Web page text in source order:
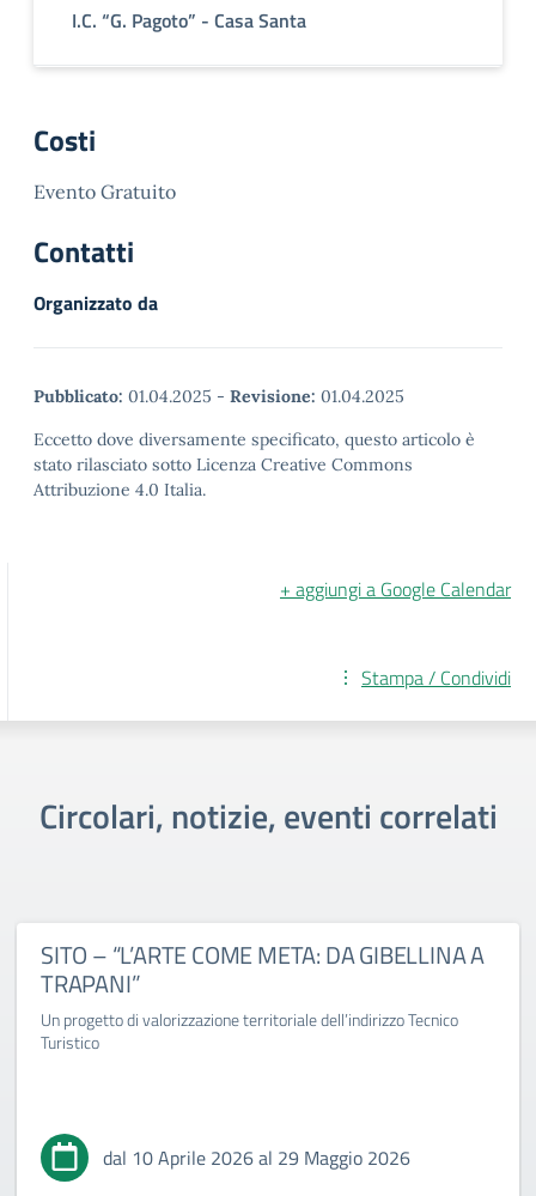
I.C. “G. Pagoto” - Casa Santa
Costi
Evento Gratuito
Contatti
Organizzato da
Pubblicato: 01.04.2025 - Revisione: 01.04.2025
Eccetto dove diversamente specificato, questo articolo è
stato rilasciato sotto Licenza Creative Commons
Attribuzione 4.0 Italia.
+ aggiungi a Google Calendar
Stampa / Condividi
Circolari, notizie, eventi correlati
SITO – “L’ARTE COME META: DA GIBELLINA A
TRAPANI”
Un progetto di valorizzazione territoriale dell’indirizzo Tecnico
Turistico
dal 10 Aprile 2026 al 29 Maggio 2026